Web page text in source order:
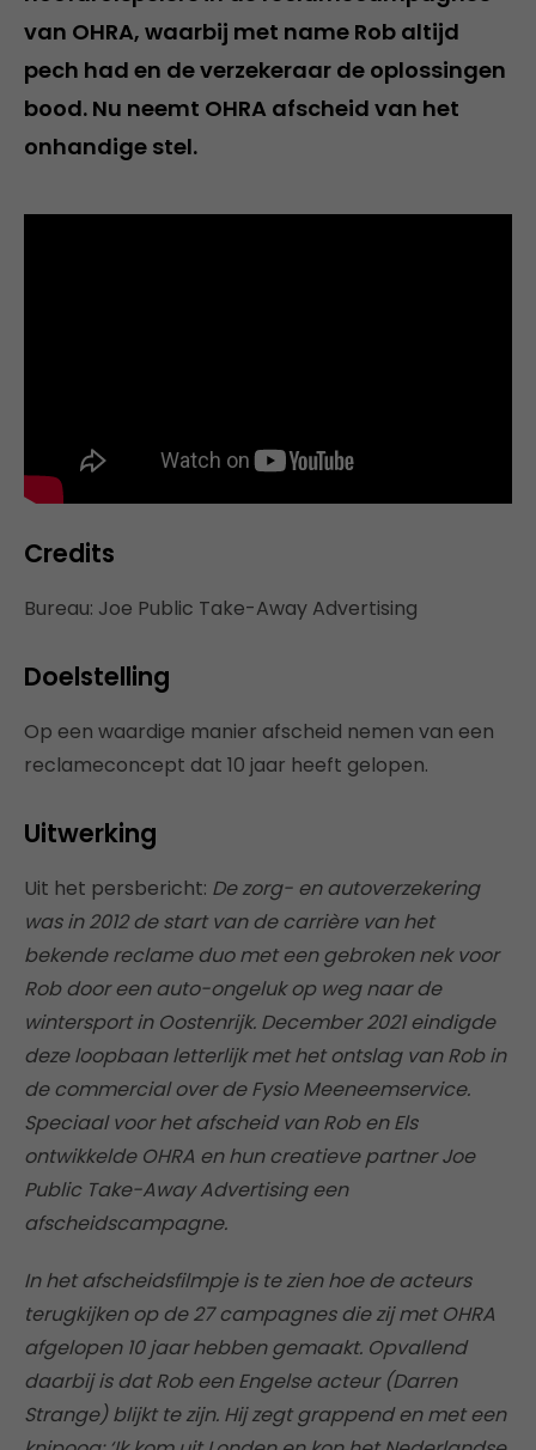
van OHRA, waarbij met name Rob altijd
pech had en de verzekeraar de oplossingen
bood. Nu neemt OHRA afscheid van het
onhandige stel.
Credits
Bureau: Joe Public Take-Away Advertising
Doelstelling
Op een waardige manier afscheid nemen van een
reclameconcept dat 10 jaar heeft gelopen.
Uitwerking
Uit het persbericht: De zorg- en autoverzekering
was in 2012 de start van de carrière van het
bekende reclame duo met een gebroken nek voor
Rob door een auto-ongeluk op weg naar de
wintersport in Oostenrijk. December 2021 eindigde
deze loopbaan letterlijk met het ontslag van Rob in
de commercial over de Fysio Meeneemservice.
Speciaal voor het afscheid van Rob en Els
ontwikkelde OHRA en hun creatieve partner Joe
Public Take-Away Advertising een
afscheidscampagne.
In het afscheidsfilmpje is te zien hoe de acteurs
terugkijken op de 27 campagnes die zij met OHRA
afgelopen 10 jaar hebben gemaakt. Opvallend
daarbij is dat Rob een Engelse acteur (Darren
Strange) blijkt te zijn. Hij zegt grappend en met een